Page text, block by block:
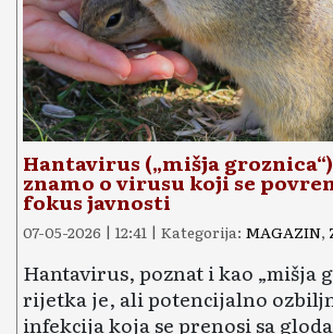
Hantavirus („mišja
znamo o virusu koji se
fokus javnosti
07-05-2026 | 12:41 | Kategorija: MAGAZIN,
Hantavirus, poznat i kao „mišja
rijetka je, ali potencijalno
infekcija koja se prenosi sa